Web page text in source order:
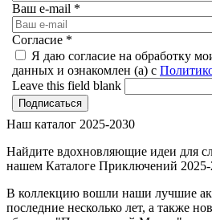
Ваш e-mail *
Согласие *
Я даю согласие на обработку
данных и ознакомлен (а) с
Leave this field blank
Наш каталог 2025-2030
Найдите вдохновляющие идеи для
нашем Каталоге Приключений 2025-
В коллекцию вошли наши лучшие
последние несколько лет, а также